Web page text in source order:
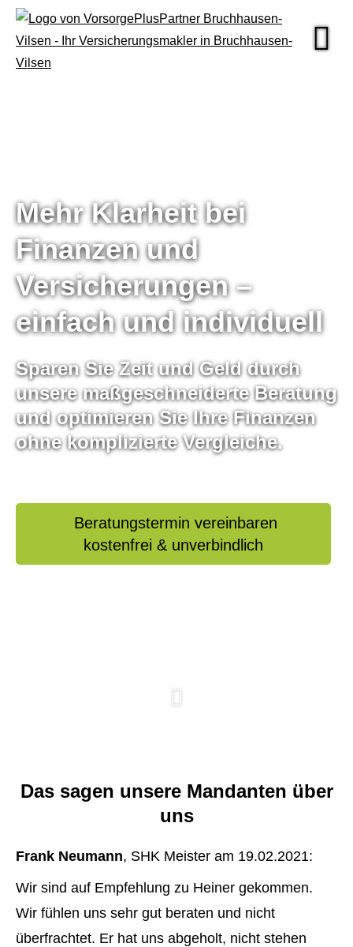
Mehr Klarheit bei
Finanzen und
Versicherungen –
einfach und individuell
Sparen Sie Zeit und Geld durch
unsere maßgeschneiderte Beratung
und optimieren Sie Ihre Finanzen
ohne komplizierte Vergleiche.
Beratungstermin vereinbaren
kostenfrei & unverbindlich
Das sagen unsere Mandanten über
uns
Frank Neumann, SHK Meister am 19.02.2021:
Wir sind auf Empfehlung zu Heiner gekommen.
Wir fühlen uns sehr gut beraten und nicht
überfrachtet. Er hat uns abgeholt, nicht stehen